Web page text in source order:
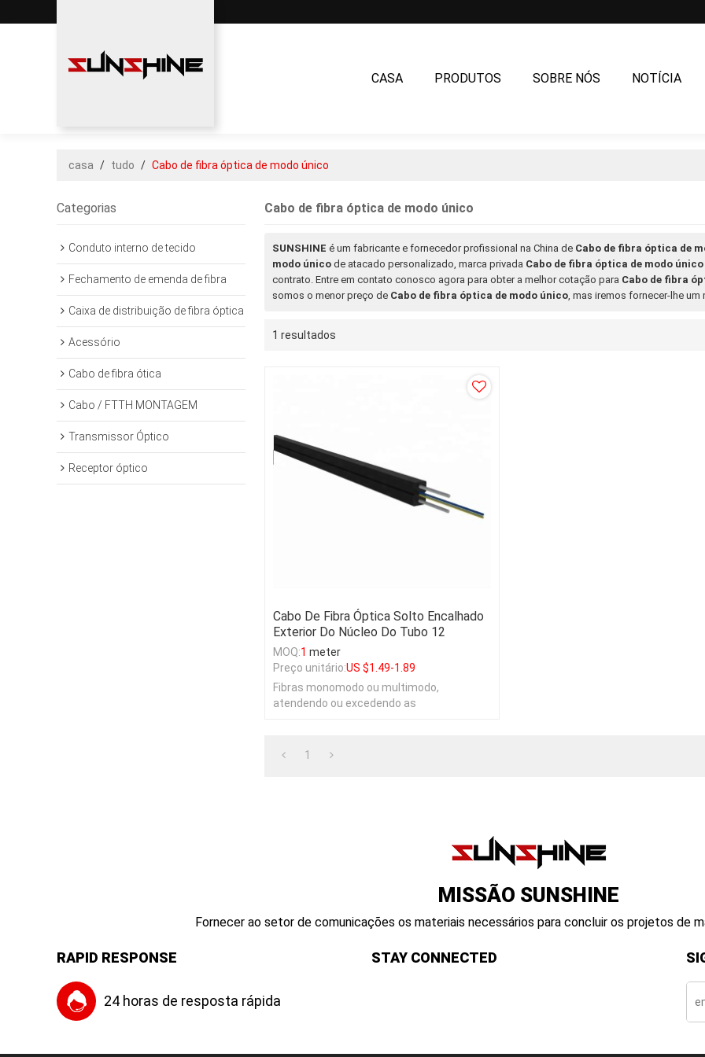
CASA PRODUTOS SOBRE NÓS NOTÍCIA
casa / tudo / Cabo de fibra óptica de modo único
Categorias
Conduto interno de tecido
Fechamento de emenda de fibra
Caixa de distribuição de fibra óptica
Acessório
Cabo de fibra ótica
Cabo / FTTH MONTAGEM
Transmissor Óptico
Receptor óptico
Cabo de fibra óptica de modo único
SUNSHINE é um fabricante e fornecedor profissional na China de Cabo de fibra óptica de
modo único de atacado personalizado, marca privada Cabo de fibra óptica de modo único
contrato. Entre em contato conosco agora para obter a melhor cotação para Cabo de fibra
somos o menor preço de Cabo de fibra óptica de modo único, mas iremos fornecer-lhe um
1 resultados
Cabo De Fibra Óptica Solto Encalhado
Exterior Do Núcleo Do Tubo 12
MOQ:1 meter
Preço unitário:US $1.49-1.89
Fibras monomodo ou multimodo,
atendendo ou excedendo as
1
MISSÃO SUNSHINE
Fornecer ao setor de comunicações os materiais necessários para concluir os projetos de
RAPID RESPONSE
24 horas de resposta rápida
STAY CONNECTED